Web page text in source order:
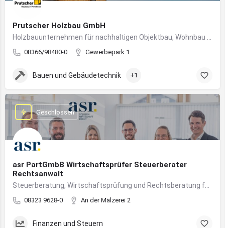
Prutscher Holzbau GmbH
08366/98480-0 Gewerbepark 1
Bauen und Gebäudetechnik +1
asr PartGmbB Wirtschaftsprüfer Steuerberater
Rechtsanwalt
08323 9628-0 An der Mälzerei 2
Geschlossen
Finanzen und Steuern